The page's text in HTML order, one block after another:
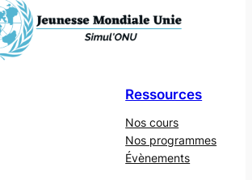
Ressources
Nos cours
Nos programmes
Évènements